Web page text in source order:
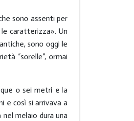
sono assenti per
caratterizza». Un
sono oggi le
“sorelle”, ormai
o sei metri e la
e così si arrivava a
melaio dura una